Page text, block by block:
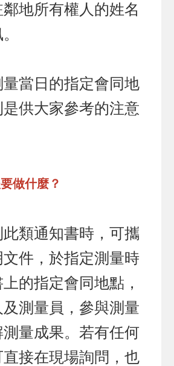
地所有權人的姓名
當日的指定會同地
供大家參考的注意
做什麼？
類通知書時，可攜
件，於指定測量時
的指定會同地點，
測量員，參與測量
量成果。若有任何
直接在現場詢問，也